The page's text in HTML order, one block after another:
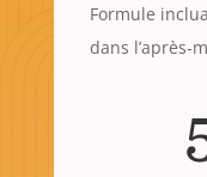
Formule
dans l’après-